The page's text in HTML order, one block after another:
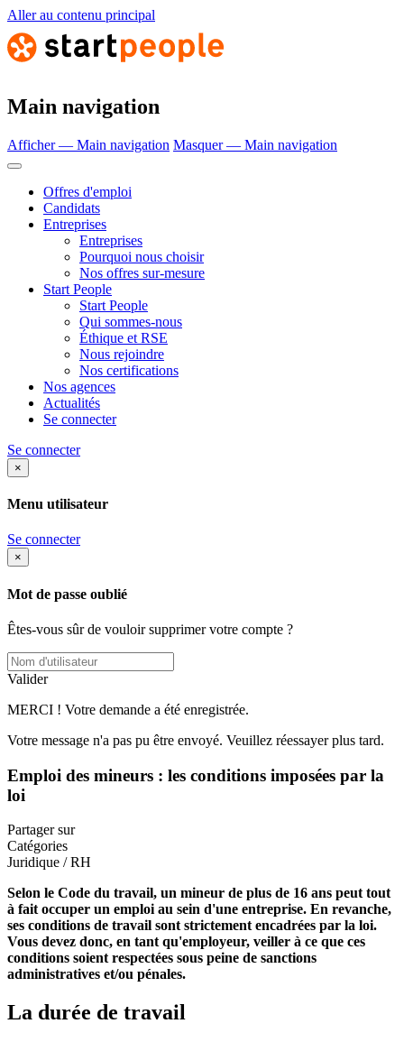
Aller au contenu principal
Main navigation
Afficher — Main navigation Masquer — Main navigation
Offres d'emploi
Candidats
Entreprises
Entreprises
Pourquoi nous choisir
Nos offres sur-mesure
Start People
Start People
Qui sommes-nous
Éthique et RSE
Nous rejoindre
Nos certifications
Nos agences
Actualités
Se connecter
Se connecter
×
Menu utilisateur
Se connecter
×
Mot de passe oublié
Êtes-vous sûr de vouloir supprimer votre compte ?
Valider
MERCI ! Votre demande a été enregistrée.
Votre message n'a pas pu être envoyé. Veuillez réessayer plus tard.
Emploi des mineurs : les conditions imposées par la
loi
Partager sur
Catégories
Juridique / RH
Selon le Code du travail, un mineur de plus de 16 ans peut tout
à fait occuper un emploi au sein d'une entreprise. En revanche,
ses conditions de travail sont strictement encadrées par la loi.
Vous devez donc, en tant qu'employeur, veiller à ce que ces
conditions soient respectées sous peine de sanctions
administratives et/ou pénales.
La durée de travail